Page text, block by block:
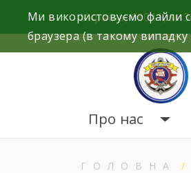
content
Україна, 69011, м.
Про нас
ГОЛОВНА
Ми використовуємо файли
браузера (в такому